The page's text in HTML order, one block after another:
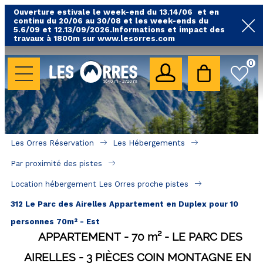
Ouverture estivale le week-end du 13.14/06 et en
continu du 20/06 au 30/08 et les week-ends du
5.6/09 et 12.13/09/2026.Informations et impact des
travaux à 1800m sur www.lesorres.com
0
LES HÉBERGEMENTS
Toutes nos locations
Hébergements avec piscine
Hébergements labellisés qualité
A proximité des remontées mécaniques ( VTT,
SÉJOURS & BONS PLANS
Les Orres Réservation Les Hébergements
Par proximité des pistes
Location hébergement Les Orres proche pistes
312 Le Parc des Airelles Appartement en Duplex pour 10
personnes 70m² - Est
APPARTEMENT 70 m²
LE PARC DES
AIRELLES
3 PIÈCES COIN MONTAGNE EN